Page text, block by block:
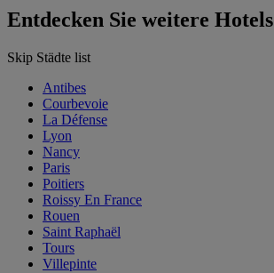
Entdecken Sie weitere Hotels
Skip Städte list
Antibes
Courbevoie
La Défense
Lyon
Nancy
Paris
Poitiers
Roissy En France
Rouen
Saint Raphaël
Tours
Villepinte